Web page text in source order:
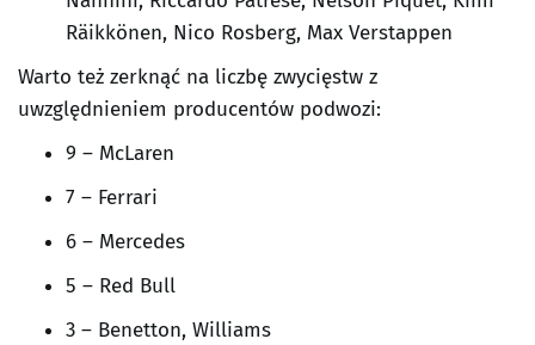
Räikkönen, Nico Rosberg, Max Verstappen
Warto też zerknąć na liczbę zwycięstw z
uwzględnieniem producentów podwozi:
9 – McLaren
7 – Ferrari
6 – Mercedes
5 – Red Bull
3 – Benetton, Williams